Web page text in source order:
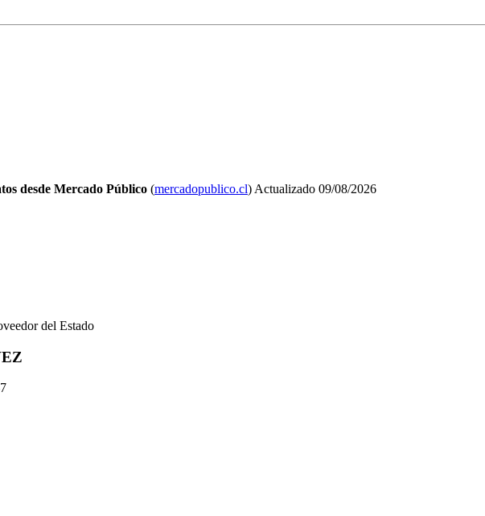
desde Mercado Público (mercadopublico.cl) Actualizado 09/08/2026
del Estado